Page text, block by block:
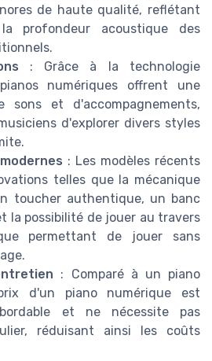
de haute qualité, reflétant
profondeur acoustique des
: Grâce à la technologie
numériques offrent une
sons et d'accompagnements,
d'explorer divers styles
: Les modèles récents
telles que la mécanique
toucher authentique, un banc
la possibilité de jouer au travers
permettant de jouer sans
: Comparé à un piano
d'un piano numérique est
et ne nécessite pas
réduisant ainsi les coûts